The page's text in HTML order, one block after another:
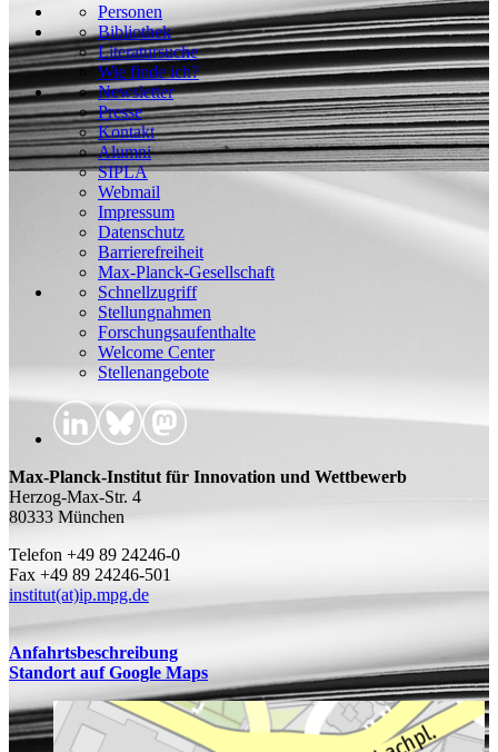
Personen
Bibliothek
Literatursuche
Wie finde ich?
Newsletter
Presse
Kontakt
Alumni
SIPLA
Webmail
Impressum
Datenschutz
Barrierefreiheit
Max-Planck-Gesellschaft
Schnellzugriff
Stellungnahmen
Forschungsaufenthalte
Welcome Center
Stellenangebote
Max-Planck-Institut für Innovation und Wettbewerb
Herzog-Max-Str. 4
80333 München
Telefon +49 89 24246-0
Fax +49 89 24246-501
institut(at)ip.mpg.de
Anfahrtsbeschreibung
Standort auf Google Maps